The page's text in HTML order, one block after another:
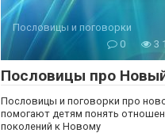
Пословицы и поговорки
0
3
Пословицы про
Пословицы и поговорки про
помогают детям понять
поколений к Новому